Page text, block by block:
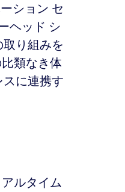
ション セ
ヘッド シ
り組みを
類なき体
に連携す
ルタイム